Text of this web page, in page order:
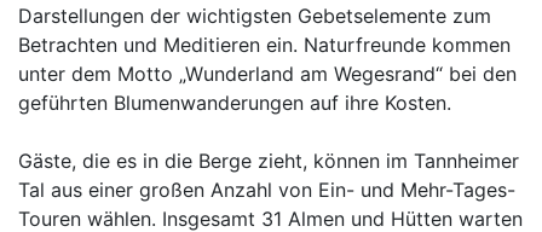
Darstellungen der wichtigsten Gebetselemente zum
Betrachten und Meditieren ein. Naturfreunde kommen
unter dem Motto „Wunderland am Wegesrand“ bei den
geführten Blumenwanderungen auf ihre Kosten.
Gäste, die es in die Berge zieht, können im Tannheimer
Tal aus einer großen Anzahl von Ein- und Mehr-Tages-
Touren wählen. Insgesamt 31 Almen und Hütten warten